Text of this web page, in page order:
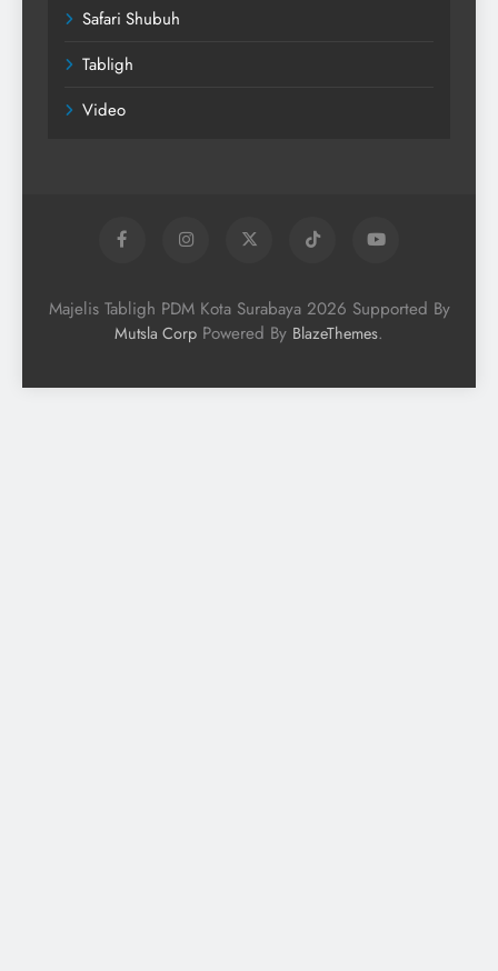
Safari Shubuh
Tabligh
Video
Majelis Tabligh PDM Kota Surabaya 2026 Supported By
Mutsla Corp Powered By BlazeThemes.